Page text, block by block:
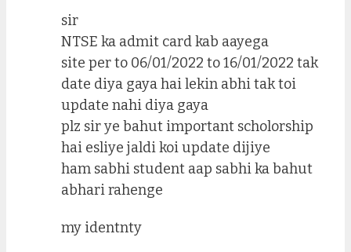
sir
NTSE ka admit card kab aayega
site per to 06/01/2022 to 16/01/2022 tak
date diya gaya hai lekin abhi tak toi
update nahi diya gaya
plz sir ye bahut important scholorship
hai esliye jaldi koi update dijiye
ham sabhi student aap sabhi ka bahut
abhari rahenge
my identnty